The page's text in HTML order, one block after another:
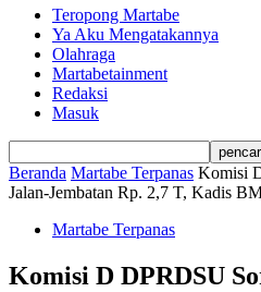
Teropong Martabe
Ya Aku Mengatakannya
Olahraga
Martabetainment
Redaksi
Masuk
Beranda Martabe Terpanas Komisi
Jalan-Jembatan Rp. 2,7 T, Kadis
Martabe Terpanas
Komisi D DPRDSU